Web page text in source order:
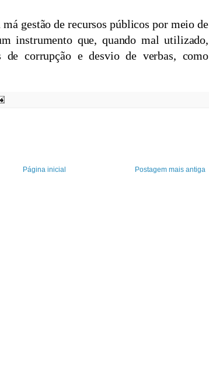
gestão de recursos públicos por meio de
instrumento que, quando mal utilizado,
de corrupção e desvio de verbas, como
Postagem mais antiga
Página inicial